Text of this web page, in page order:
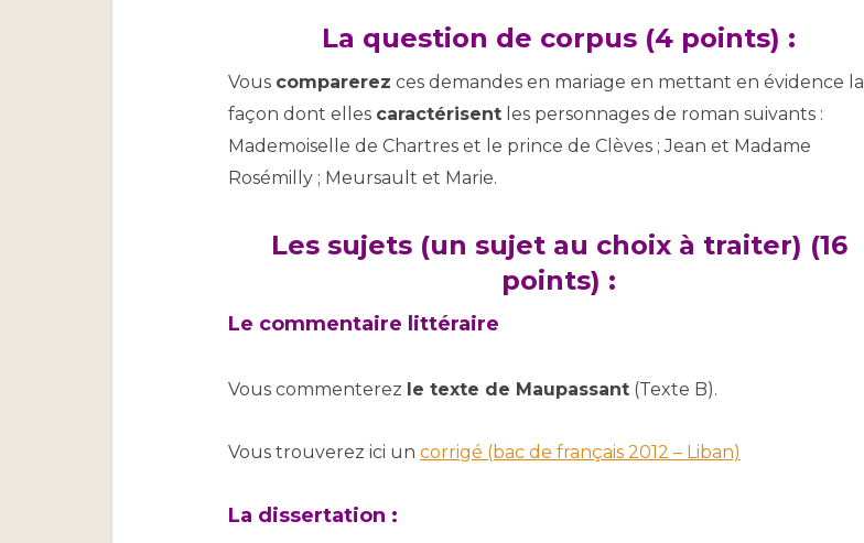
La question de corpus (4 points) :
Vous comparerez ces demandes en mariage en mettant en évidence la
façon dont elles caractérisent les personnages de roman suivants :
Mademoiselle de Chartres et le prince de Clèves ; Jean et Madame
Rosémilly ; Meursault et Marie.
Les sujets (un sujet au choix à traiter) (16
points) :
Le commentaire littéraire
Vous commenterez le texte de Maupassant (Texte B).
Vous trouverez ici un corrigé (bac de français 2012 – Liban)
La dissertation :